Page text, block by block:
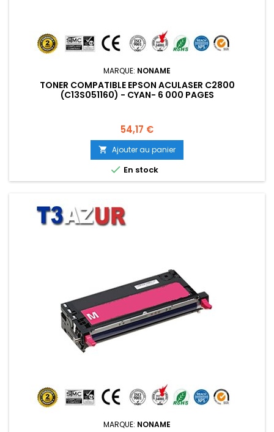
MARQUE: NONAME
TONER COMPATIBLE EPSON ACULASER C2800
(C13S051160) - CYAN- 6 000 PAGES
Prix
54,17 €
 Ajouter au panier
 En stock
MARQUE: NONAME